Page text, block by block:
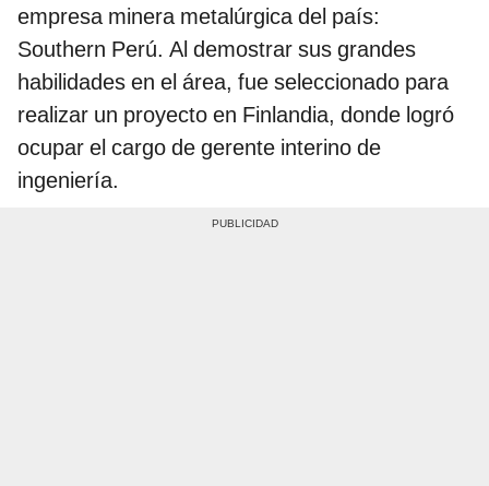
empresa minera metalúrgica del país:
Southern Perú. Al demostrar sus grandes
habilidades en el área, fue seleccionado para
realizar un proyecto en Finlandia, donde logró
ocupar el cargo de gerente interino de
ingeniería.